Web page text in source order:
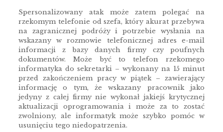
Spersonalizowany atak może zatem polegać na
rzekomym telefonie od szefa, który akurat przebywa
na zagranicznej podróży i potrzebie wysłania na
wskazany w rozmowie telefonicznej adres e-mail
informacji z bazy danych firmy czy poufnych
dokumentów. Może być to telefon rzekomego
informatyka do sekretarki – wykonany na 15 minut
przed zakończeniem pracy w piątek – zawierający
informację o tym, że wskazany pracownik jako
jedyny z całej firmy nie wykonał jakiejś krytycznej
aktualizacji oprogramowania i może za to zostać
zwolniony, ale informatyk może szybko pomóc w
usunięciu tego niedopatrzenia.